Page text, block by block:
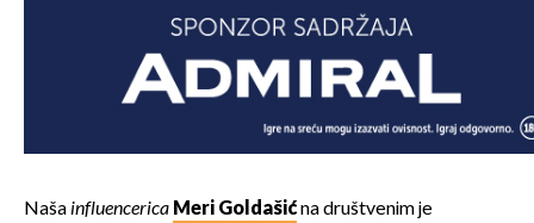
Našainfluencerica Meri Goldašićna društvenim je